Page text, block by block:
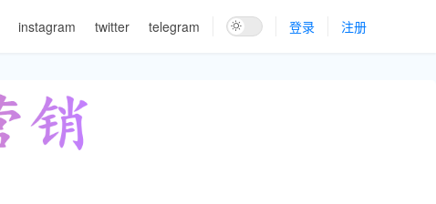
instagram twitter telegram 登录 注册